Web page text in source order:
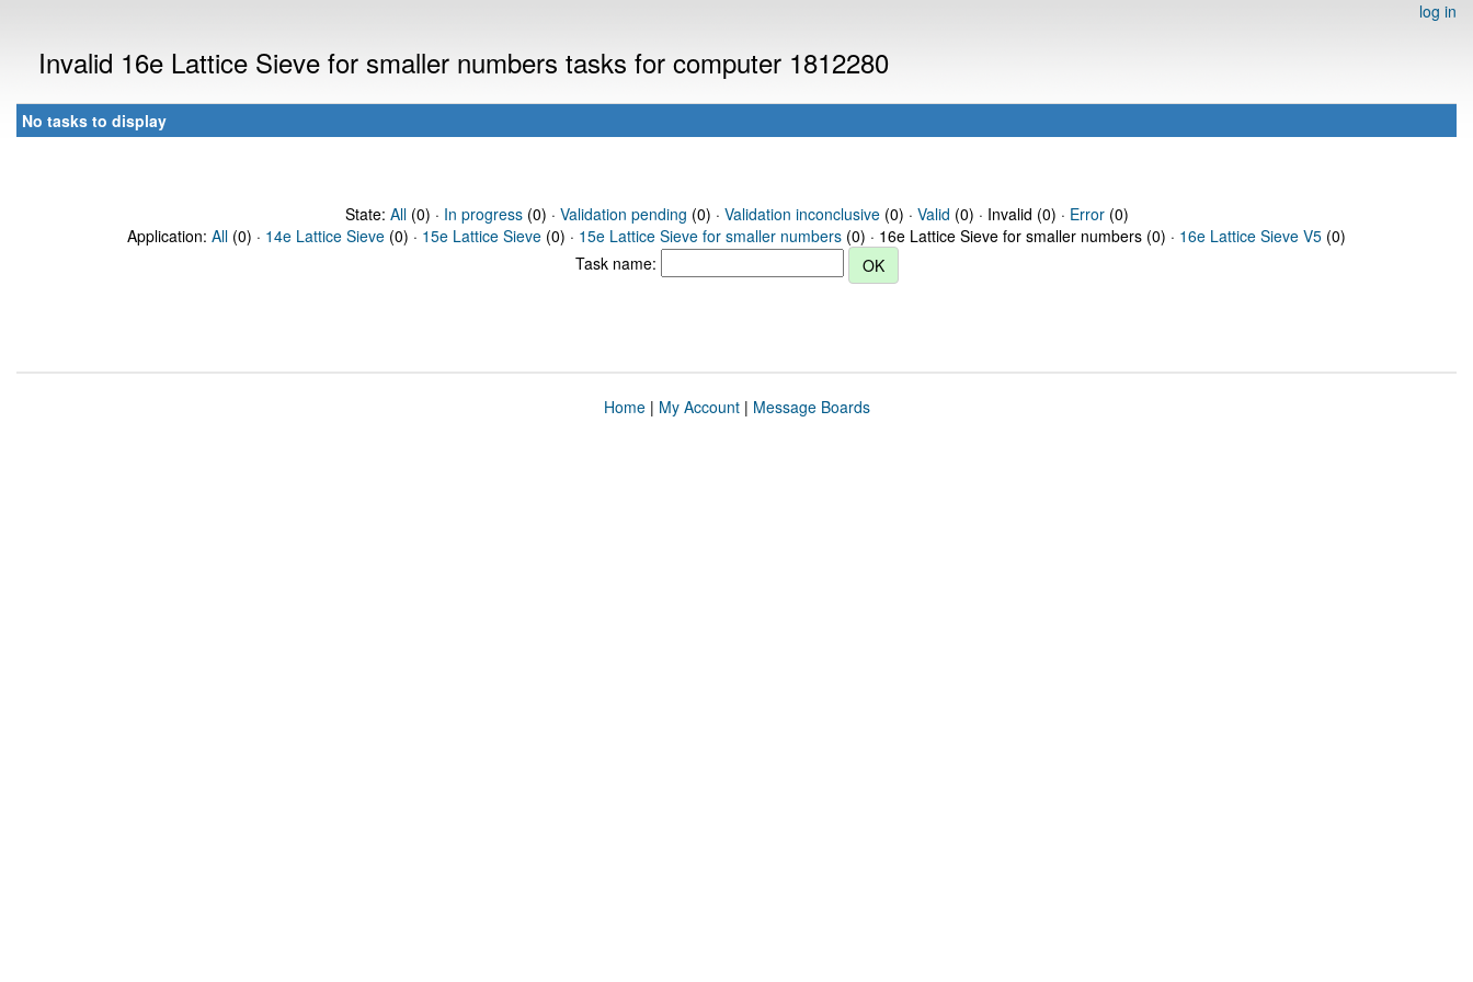
log in
Invalid 16e Lattice Sieve for smaller numbers tasks for computer 1812280
No tasks to display
State: All(0) · In progress(0) · Validation pending (0) · Validation inconclusive(0) · Valid (0) · Invalid (0) · Error(0)
Application: All (0) · 14e Lattice Sieve (0) · 15e Lattice Sieve (0) · 15e Lattice Sieve for smaller numbers (0) · 16e Lattice Sieve for smaller numbers (0) · 16e Lattice Sieve V5 (0)
Task name:
Home| My Account| Message Boards